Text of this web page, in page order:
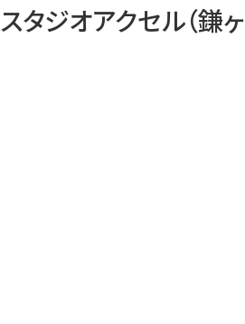
スタジオアクセル（鎌